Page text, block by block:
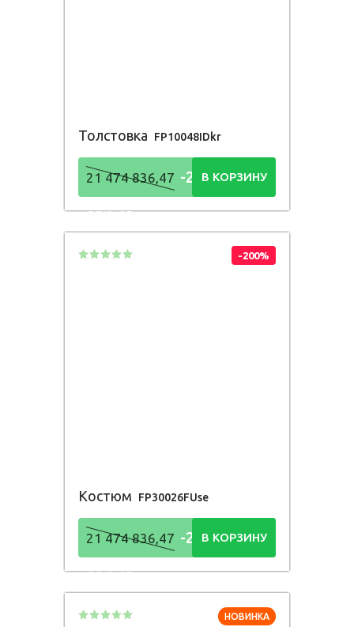
Толстовка FP10048IDkr
21 474 836,47 -21 474
836,48Р
В КОРЗИНУ
-200%
Костюм FP30026FUse
21 474 836,47 -21 474
836,48Р
В КОРЗИНУ
НОВИНКА